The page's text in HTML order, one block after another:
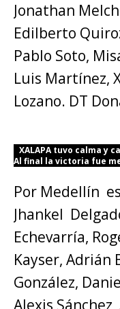
Jonathan
Edilberto
Pablo Soto,
Luis Martínez,
Lozano. DT
XALAPA tuvo calma y
Al final la victoria fue
Por Medellín
Jhankel
Echevarría,
Kayser, Adrián
González,
Alexis